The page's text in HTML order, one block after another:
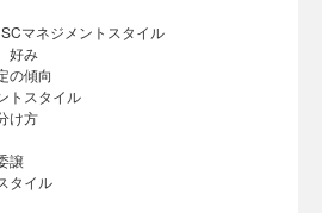
マネジメントスタイル
好み
の傾向
トスタイル
け方
譲
タイル